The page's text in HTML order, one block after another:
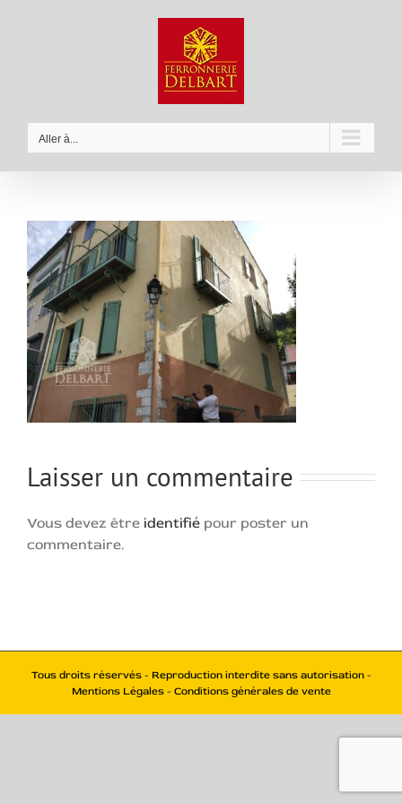
Aller à...
Laisser un commentaire
Vous devez être identifié pour poster un
commentaire.
Tous droits réservés - Reproduction interdite sans autorisation -
Mentions Légales - Conditions générales de vente